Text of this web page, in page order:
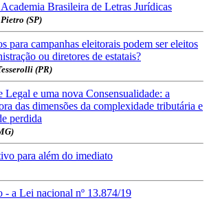
Brasileira de Letras Jurídicas
(SP)
para campanhas eleitorais podem ser eleitos
ou diretores de estatais?
(PR)
e uma nova Consensualidade: a
das dimensões da complexidade tributária e
perdida
para além do imediato
- a Lei nacional nº 13.874/19